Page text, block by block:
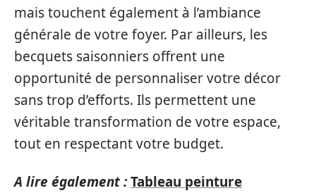
mais touchent également à l’ambiance
générale de votre foyer. Par ailleurs, les
becquets saisonniers offrent une
opportunité de personnaliser votre décor
sans trop d’efforts. Ils permettent une
véritable transformation de votre espace,
tout en respectant votre budget.
A lire également :Tableau peinture